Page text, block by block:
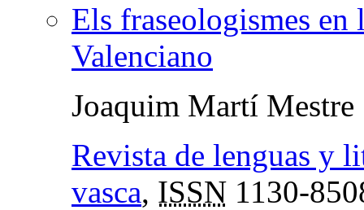
Els fraseologismes en
Valenciano
Joaquim Martí Mestre
Revista de lenguas y
vasca, ISSN 1130-